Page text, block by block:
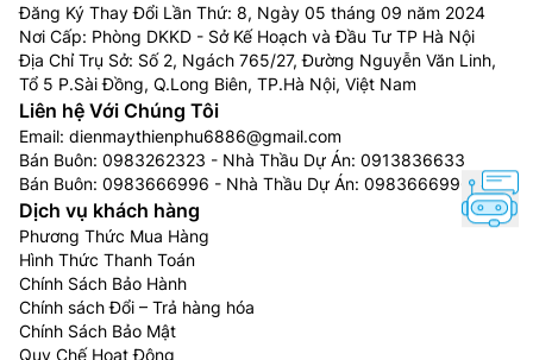
Đăng Ký Thay Đổi Lần Thứ: 8, Ngày 05 tháng 09 năm 2024
Nơi Cấp: Phòng DKKD - Sở Kế Hoạch và Đầu Tư TP Hà Nội
Địa Chỉ Trụ Sở: Số 2, Ngách 765/27, Đường Nguyễn Văn Linh,
Tổ 5 P.Sài Đồng, Q.Long Biên, TP.Hà Nội, Việt Nam
Liên hệ Với Chúng Tôi
Email: dienmaythienphu6886@gmail.com
Bán Buôn: 0983262323 - Nhà Thầu Dự Án: 0913836633
Bán Buôn: 0983666996 - Nhà Thầu Dự Án: 0983666996
Dịch vụ khách hàng
Phương Thức Mua Hàng
Hình Thức Thanh Toán
Chính Sách Bảo Hành
Chính sách Đổi – Trả hàng hóa
Chính Sách Bảo Mật
Quy Chế Hoạt Động